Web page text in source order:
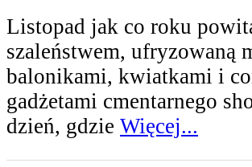
Listopad jak co roku
szaleństwem, ufryzowaną
balonikami, kwiatkami i
gadżetami cmentarnego
dzień, gdzie Więcej...